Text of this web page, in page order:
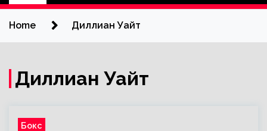
Home Диллиан Уайт
Диллиан Уайт
Бокс